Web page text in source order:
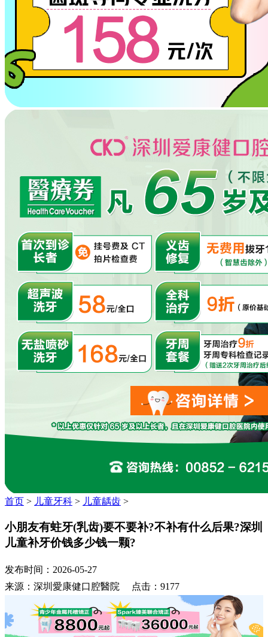
首页 > 儿童牙科 > 儿童龋齿 >
小朋友有蛀牙(乳齿)要不要补?不补有什么后果?深圳
儿童补牙价钱多少钱一颗?
发布时间：2026-05-27
来源：深圳愛康健口腔醫院 点击：9177